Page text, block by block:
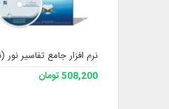
نرم افزار جامع تفاسیر نور
508,200 تومان